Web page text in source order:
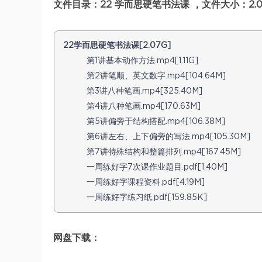
文件目录：22 学而思硬笔书法课 ，文件大小：
22学而思硬笔书法课[2.07G]
第1讲基本动作方法.mp4[1.11G]
第2讲笔顺、英文数字.mp4[104.64M]
第3讲八种笔画.mp4[325.40M]
第4讲八种笔画.mp4[170.63M]
第5讲偏旁于结构搭配.mp4[106.38M]
第6讲左右、上下偏旁的写法.mp4[105.30M]
第7讲特殊结构和整篇排列.mp4[167.45M]
一周练好字7次课作业题目.pdf[1.40M]
一周练好字课程资料.pdf[4.19M]
一周练好字练习纸.pdf[159.85K]
网盘下载：